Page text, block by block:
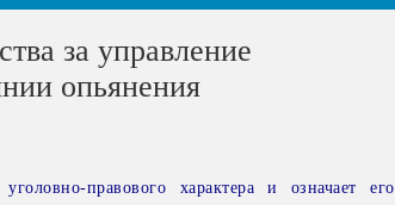
за управление
опьянения
правового характера и означает его